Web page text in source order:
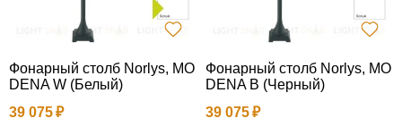
Фонарный столб Norlys, MO
DENA W (Белый)
39 075
Фонарный столб Norlys, MO
DENA B (Черный)
39 075